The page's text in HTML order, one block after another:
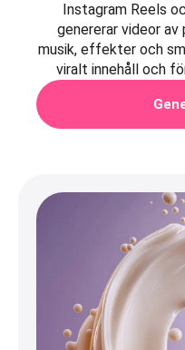
Instagram Reels
genererar videor
musik, effekter och
viralt innehåll och